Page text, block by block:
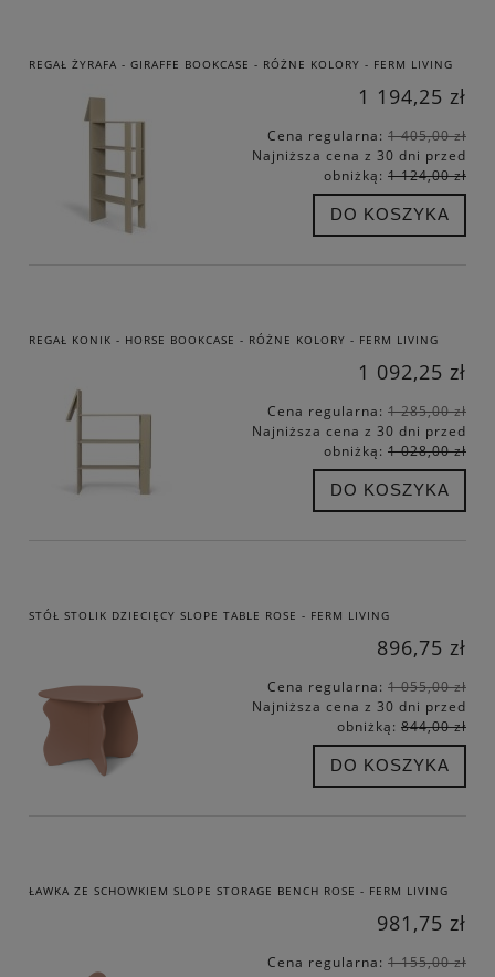
REGAŁ ŻYRAFA - GIRAFFE BOOKCASE - RÓŻNE KOLORY - FERM LIVING
1 194,25 zł
Cena regularna: 1 405,00 zł
Najniższa cena z 30 dni przed
obniżką: 1 124,00 zł
DO KOSZYKA
REGAŁ KONIK - HORSE BOOKCASE - RÓŻNE KOLORY - FERM LIVING
1 092,25 zł
Cena regularna: 1 285,00 zł
Najniższa cena z 30 dni przed
obniżką: 1 028,00 zł
DO KOSZYKA
STÓŁ STOLIK DZIECIĘCY SLOPE TABLE ROSE - FERM LIVING
896,75 zł
Cena regularna: 1 055,00 zł
Najniższa cena z 30 dni przed
obniżką: 844,00 zł
DO KOSZYKA
ŁAWKA ZE SCHOWKIEM SLOPE STORAGE BENCH ROSE - FERM LIVING
981,75 zł
Cena regularna: 1 155,00 zł